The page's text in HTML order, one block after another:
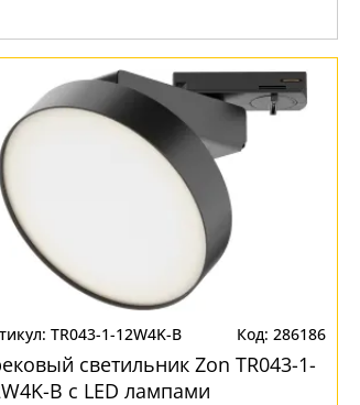
TR043-1-12W4K-B 286186
светильник Zon TR043-1-
B с LED лампами